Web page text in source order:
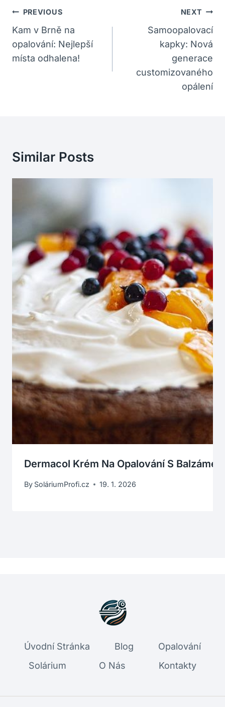
Navigace
Pro
Příspěvek
PREVIOUS
Kam v Brně na
opalování: Nejlepší
místa odhalena!
NEXT
Samoopalovací
kapky: Nová
generace
customizovaného
opálení
Similar Posts
Dermacol Krém Na Opalování S
By SoláriumProfi.cz 19. 1. 2026
Úvodní Stránka Blog
Opalování
Solárium
O Nás Kontakty